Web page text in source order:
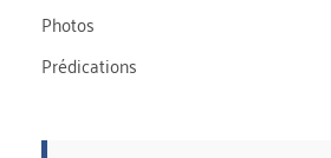
Photos
Prédications